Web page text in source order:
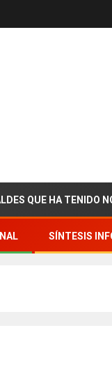
HA TENIDO NOGALES
SÍNTESIS